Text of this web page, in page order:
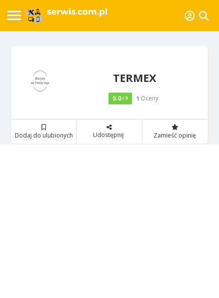
TERMEX
5.0/ 5 1 Oceny
Dodaj do ulubionych Udostępnij Zamieść opinię